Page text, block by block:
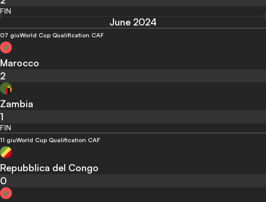
FIN
June 2024
07 giuWorld Cup Qualification CAF
Marocco
2
Zambia
1
FIN
11 giuWorld Cup Qualification CAF
Repubblica del Congo
0